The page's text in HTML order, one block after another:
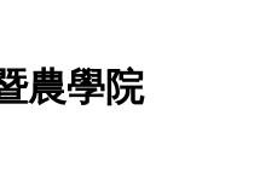
農學院